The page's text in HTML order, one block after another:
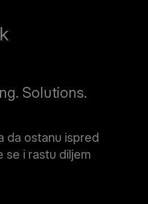
Solutions.
da ostanu ispred
se i rastu diljem